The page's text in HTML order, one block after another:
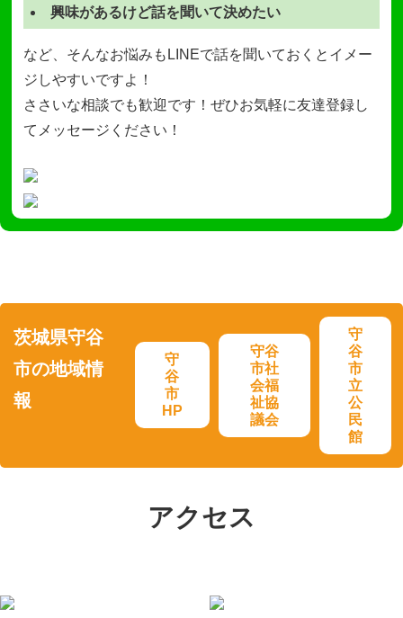
興味があるけど話を聞いて決めたい
など、そんなお悩みもLINEで話を聞いておくとイメー
ジしやすいですよ！
ささいな相談でも歓迎です！ぜひお気軽に友達登録し
てメッセージください！
茨城県守谷
市の地域情
報
守
谷
市
HP
守谷
市社
会福
祉協
議会
守
谷
市
立
公
民
館
アクセス